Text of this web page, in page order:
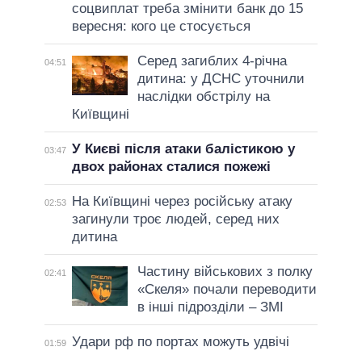
соцвиплат треба змінити банк до 15
вересня: кого це стосується
04:51
Серед загиблих 4-річна
дитина: у ДСНС уточнили
наслідки обстрілу на
Київщині
03:47 У Києві після атаки балістикою у
двох районах сталися пожежі
02:53
На Київщині через російську атаку
загинули троє людей, серед них
дитина
02:41
Частину військових з полку
«Скеля» почали переводити
в інші підрозділи – ЗМІ
01:59 Удари рф по портах можуть удвічі